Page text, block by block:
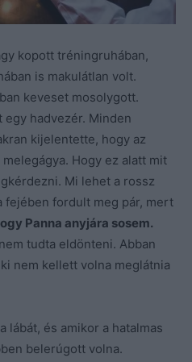
kopott tréningruhában,
is makulátlan volt.
keveset mosolygott.
egy hadvezér. Minden
kijelentette, hogy az
Hogy ez alatt mit
Mi lehet a rossz
fejében fordult meg pár, mert
Panna anyjára sosem.
tudta eldönteni. Abban
nem kellett volna meglátnia
lábát, és amikor a hatalmas
belerúgott volna.